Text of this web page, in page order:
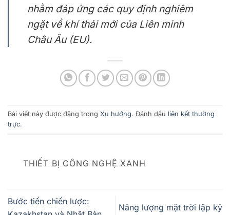
nhằm đáp ứng các quy định nghiêm
ngặt về khí thải mới của Liên minh
Châu Âu (EU).
Bài viết này được đăng trong Xu hướng. Đánh dấu liên kết thường
trực.
THIẾT BỊ CÔNG NGHỆ XANH
Bước tiến chiến lược:
Năng lượng mặt trời lập kỷ